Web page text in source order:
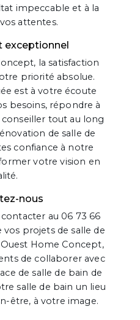
impeccable et à la
attentes.
exceptionnel
la satisfaction
priorité absolue.
est à votre écoute
besoins, répondre à
tout au long
de salle de
confiance à notre
votre vision en
nous
au 06 73 66
vos projets de salle de
Home Concept,
de collaborer avec
de salle de bain de
salle de bain un lieu
être, à votre image.